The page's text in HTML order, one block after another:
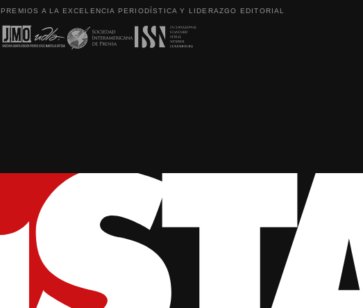
PREMIOS A LA EXCELENCIA PERIODÍSTICA Y LIDERAZGO EDITORIAL